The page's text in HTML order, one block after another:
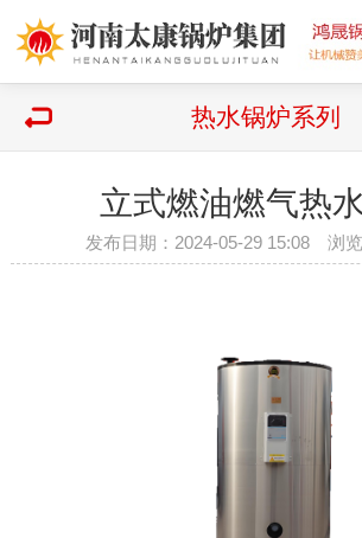
热水锅炉系列
立式燃油燃气热
发布日期：2024-05-29 15:08 浏览